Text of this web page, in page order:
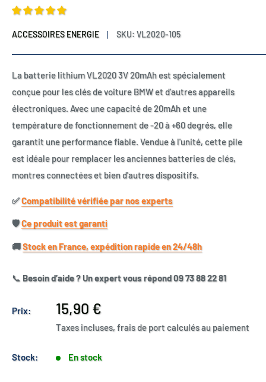
ACCESSOIRES ENERGIE SKU: VL2020-105
La batterie lithium VL2020 3V 20mAh est spécialement
conçue pour les clés de voiture BMW et d'autres appareils
électroniques. Avec une capacité de 20mAh et une
température de fonctionnement de -20 à +60 degrés, elle
garantit une performance fiable. Vendue à l'unité, cette pile
est idéale pour remplacer les anciennes batteries de clés,
montres connectées et bien d'autres dispositifs.
✅​Compatibilité vérifiée par nos experts
🛡️​Ce produit est garanti
🚚​Stock en France, expédition rapide en 24/48h
📞 Besoin d’aide ? Un expert vous répond 09 73 88 22 81
Prix:
Prix
réduit
15,90 €
Taxes incluses, frais de port calculés au paiement
Stock: En stock